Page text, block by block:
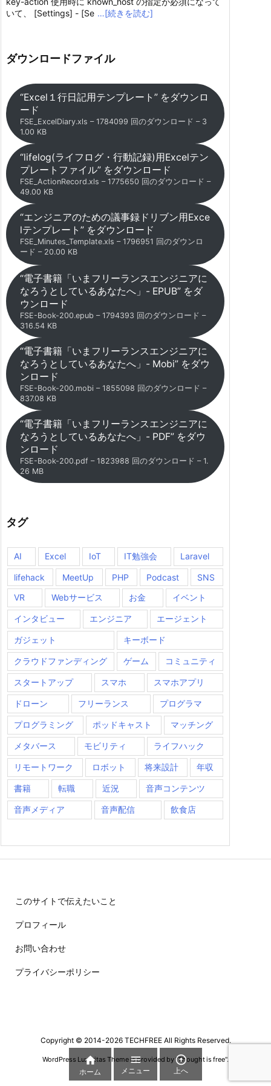
いて、 [Settings] - [Se …[続きを読む]
ダウンロードファイル
“Excel１行日記用テンプレート” をダウンロ
ード
FSE_ExcelDiary.xls – 1784099 回のダウンロード – 3
1.00 KB
“lifelog(ライフログ・行動記録)用Excelテン
プレートファイル” をダウンロード
FSE_ActionRecord.xls – 1775650 回のダウンロード –
49.00 KB
“エンジニアのための議事録ドリブン用Exce
lテンプレート” をダウンロード
FSE_Minutes_Template.xls – 1796951 回のダウンロ
ード – 20.00 KB
“電子書籍「いまフリーランスエンジニアに
なろうとしているあなたへ」- EPUB” をダ
ウンロード
FSE-Book-200.epub – 1794393 回のダウンロード –
316.54 KB
“電子書籍「いまフリーランスエンジニアに
なろうとしているあなたへ」- Mobi” をダウ
ンロード
FSE-Book-200.mobi – 1855098 回のダウンロード –
837.08 KB
“電子書籍「いまフリーランスエンジニアに
なろうとしているあなたへ」- PDF” をダウ
ンロード
FSE-Book-200.pdf – 1823988 回のダウンロード – 1.
26 MB
タグ
AI Excel IoT IT勉強会 Laravel
lifehack MeetUp PHP Podcast
SNS
VR
Webサービス お金 イベント
インタビュー エンジニア エージェント
ガジェット キーボード
クラウドファンディング ゲーム コミュニティ
スタートアップ スマホ スマホアプリ
ドローン フリーランス プログラマ
プログラミング ポッドキャスト マッチング
メタバース モビリティ ライフハック
リモートワーク ロボット 将来設計 年収
書籍 転職 近況 音声コンテンツ
音声メディア 音声配信 飲食店
このサイトで伝えたいこと
プロフィール
お問い合わせ
プライバシーポリシー
Copyright © 2014-2026 TECHFREEAll Rights Reserved.
WordPress Luxeritas Theme is provided by "Thought is free".

ホーム

メニュー

上へ